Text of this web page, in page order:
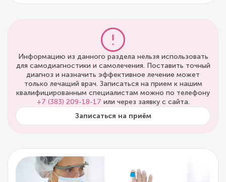
Информацию из данного раздела нельзя использовать
для самодиагностики и самолечения. Поставить точный
диагноз и назначить эффективное лечение может
только лечащий врач. Записаться на прием к нашим
квалифицированным специалистам можно по телефону
+7 (383) 209-18-17 или через заявку с сайта.
Записаться на приём